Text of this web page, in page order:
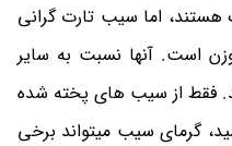
اما سیب تارت گرانی
است. آنها نسبت به سایر
فقط از سیب های پخته شده
گرمای سیب میتواند برخی